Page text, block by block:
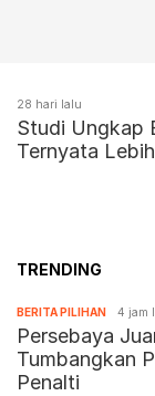
28 hari lalu
Studi Ungkap
Ternyata
TRENDING
BERITA PILIHAN 4 jam
Persebaya
Tumbangkan
Penalti